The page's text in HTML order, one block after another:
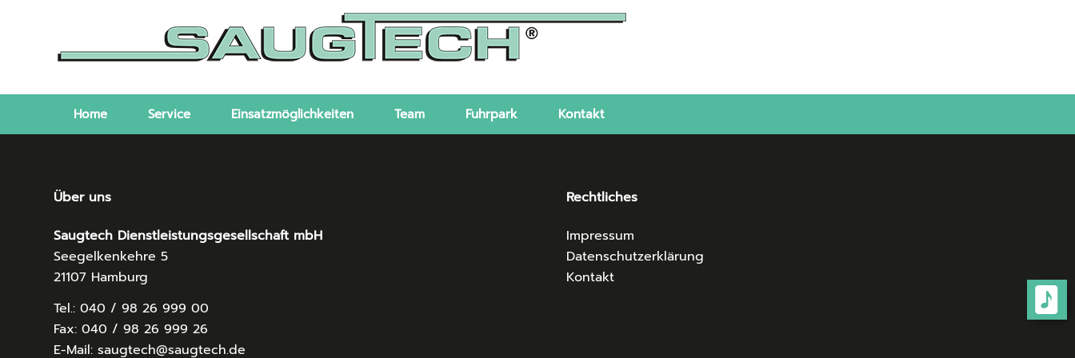
Home Service Einsatzmöglichkeiten Team Fuhrpark Kontakt
Über uns
Saugtech Dienstleistungsgesellschaft mbH
Seegelkenkehre 5
21107 Hamburg
Tel.: 040 / 98 26 999 00
Fax: 040 / 98 26 999 26
E-Mail: saugtech@saugtech.de
Rechtliches
Impressum
Datenschutzerklärung
Kontakt